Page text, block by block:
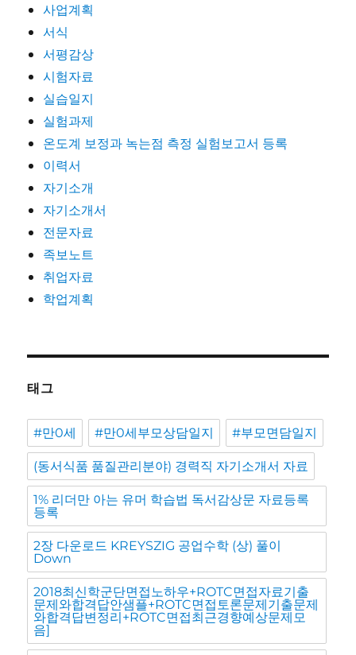
사업계획
서식
서평감상
시험자료
실습일지
실험과제
온도계 보정과 녹는점 측정 실험보고서 등록
이력서
자기소개
자기소개서
전문자료
족보노트
취업자료
학업계획
태그
#만0세 #만0세부모상담일지 #부모면담일지
(동서식품 품질관리분야) 경력직 자기소개서 자료
1% 리더만 아는 유머 학습법 독서감상문 자료등록
등록
2장 다운로드 KREYSZIG 공업수학 (상) 풀이
Down
2018최신학군단면접노하우+ROTC면접자료기출
문제와합격답안샘플+ROTC면접토론문제기출문제
와합격답변정리+ROTC면접최근경향예상문제모
음]